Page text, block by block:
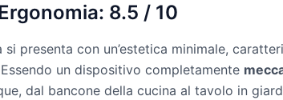
8.5 / 10
si presenta con un’estetica minimale,
un dispositivo completamente
dal bancone della cucina al tavolo in